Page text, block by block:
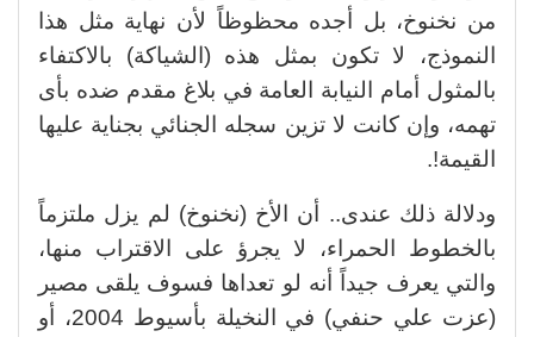
من نخنوخ، بل أجده محظوظاً لأن نهاية مثل هذا
النموذج، لا تكون بمثل هذه (الشياكة) بالاكتفاء
بالمثول أمام النيابة العامة في بلاغ مقدم ضده بأى
تهمه، وإن كانت لا تزين سجله الجنائي بجناية عليها
القيمة!.
ودلالة ذلك عندى.. أن الأخ (نخنوخ) لم يزل ملتزماً
بالخطوط الحمراء، لا يجرؤ على الاقتراب منها،
والتي يعرف جيداً أنه لو تعداها فسوف يلقى مصير
(عزت علي حنفي) في النخيلة بأسيوط 2004، أو